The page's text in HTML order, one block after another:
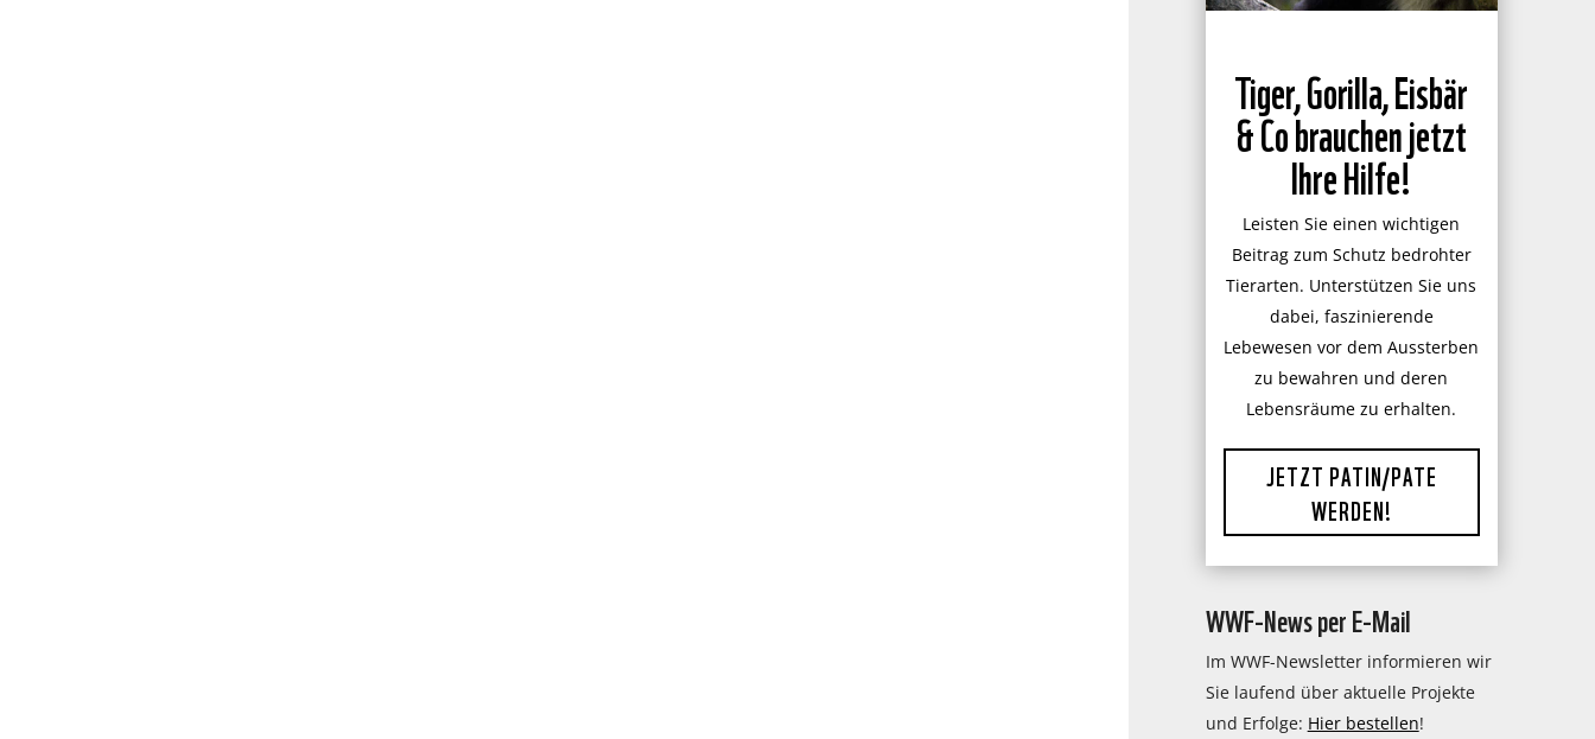
Tiger, Gorilla, Eisbär
& Co brauchen jetzt
Ihre Hilfe!
Leisten Sie einen wichtigen
Beitrag zum Schutz bedrohter
Tierarten. Unterstützen Sie uns
dabei, faszinierende
Lebewesen vor dem Aussterben
zu bewahren und deren
Lebensräume zu erhalten.
JETZT PATIN/PATE
WERDEN!
WWF-News per E-Mail
Im WWF-Newsletter informieren wir
Sie laufend über aktuelle Projekte
und Erfolge: Hier bestellen!